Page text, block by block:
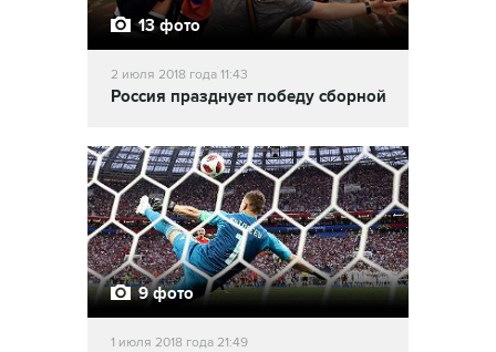
13 фото
2 июля 2018 года 11:43
Россия празднует победу сборной
9 фото
1 июля 2018 года 21:49